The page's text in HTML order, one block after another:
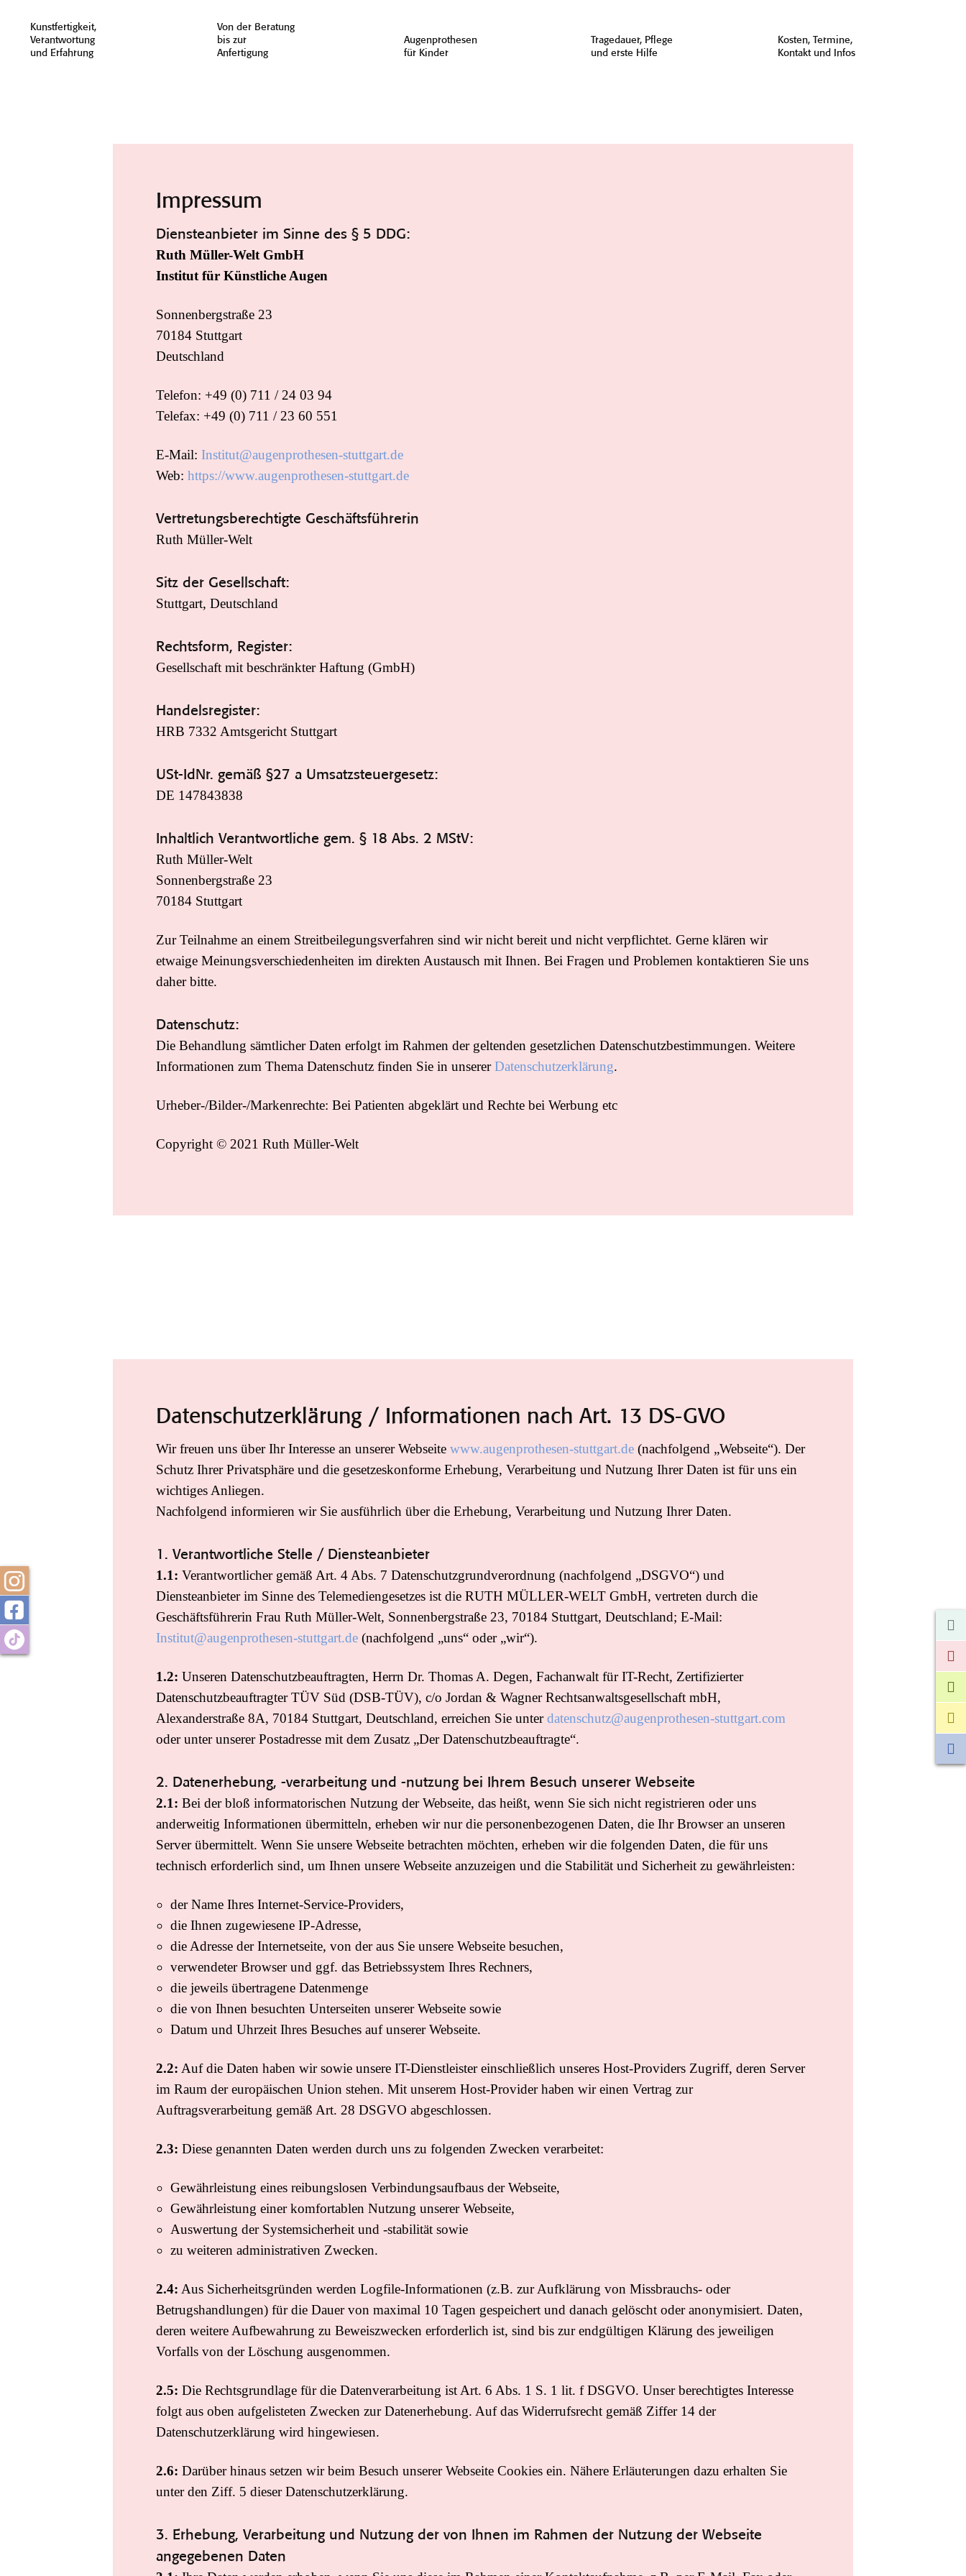
Kunstfertigkeit,
Verantwortung
und Erfahrung
Von der Beratung
bis zur
Anfertigung
Augenprothesen
für Kinder
Tragedauer, Pflege
und erste Hilfe
Kosten, Termine,
Kontakt und Infos
Impressum
Diensteanbieter im Sinne des § 5 DDG:
Ruth Müller-Welt GmbH
Institut für Künstliche Augen
Sonnenbergstraße 23
70184 Stuttgart
Deutschland
Telefon: +49 (0) 711 / 24 03 94
Telefax: +49 (0) 711 / 23 60 551
E-Mail: Institut@augenprothesen-stuttgart.de
Web: https://www.augenprothesen-stuttgart.de
Vertretungsberechtigte Geschäftsführerin
Ruth Müller-Welt
Sitz der Gesellschaft:
Stuttgart, Deutschland
Rechtsform, Register:
Gesellschaft mit beschränkter Haftung (GmbH)
Handelsregister:
HRB 7332 Amtsgericht Stuttgart
USt-IdNr. gemäß §27 a Umsatzsteuergesetz:
DE 147843838
Inhaltlich Verantwortliche gem. § 18 Abs. 2 MStV:
Ruth Müller-Welt
Sonnenbergstraße 23
70184 Stuttgart
Zur Teilnahme an einem Streitbeilegungsverfahren sind wir nicht bereit und nicht verpflichtet. Gerne klären wir
etwaige Meinungsverschiedenheiten im direkten Austausch mit Ihnen. Bei Fragen und Problemen kontaktieren Sie uns
daher bitte.
Datenschutz:
Die Behandlung sämtlicher Daten erfolgt im Rahmen der geltenden gesetzlichen Datenschutzbestimmungen. Weitere
Informationen zum Thema Datenschutz finden Sie in unsererDatenschutzerklärung.
Urheber-/Bilder-/Markenrechte: Bei Patienten abgeklärt und Rechte bei Werbung etc
Copyright © 2021 Ruth Müller-Welt
Datenschutzerklärung / Informationen nach Art. 13 DS-GVO
Wir freuen uns über Ihr Interesse an unserer Webseite www.augenprothesen-stuttgart.de (nachfolgend „Webseite“). Der
Schutz Ihrer Privatsphäre und die gesetzeskonforme Erhebung, Verarbeitung und Nutzung Ihrer Daten ist für uns ein
wichtiges Anliegen.
Nachfolgend informieren wir Sie ausführlich über die Erhebung, Verarbeitung und Nutzung Ihrer Daten.
1. Verantwortliche Stelle / Diensteanbieter
1.1: Verantwortlicher gemäß Art. 4 Abs. 7 Datenschutzgrundverordnung (nachfolgend „DSGVO“) und
Diensteanbieter im Sinne des Telemediengesetzes ist die RUTH MÜLLER-WELT GmbH, vertreten durch die
Geschäftsführerin Frau Ruth Müller-Welt, Sonnenbergstraße 23, 70184 Stuttgart, Deutschland; E-Mail:
Institut@augenprothesen-stuttgart.de (nachfolgend „uns“ oder „wir“).
1.2: Unseren Datenschutzbeauftragten, Herrn Dr. Thomas A. Degen, Fachanwalt für IT-Recht, Zertifizierter
Datenschutzbeauftragter TÜV Süd (DSB-TÜV), c/o Jordan & Wagner Rechtsanwaltsgesellschaft mbH,
Alexanderstraße 8A, 70184 Stuttgart, Deutschland, erreichen Sie unterdatenschutz@augenprothesen-stuttgart.com
oder unter unserer Postadresse mit dem Zusatz „Der Datenschutzbeauftragte“.
2. Datenerhebung, -verarbeitung und -nutzung bei Ihrem Besuch unserer Webseite
2.1: Bei der bloß informatorischen Nutzung der Webseite, das heißt, wenn Sie sich nicht registrieren oder uns
anderweitig Informationen übermitteln, erheben wir nur die personenbezogenen Daten, die Ihr Browser an unseren
Server übermittelt. Wenn Sie unsere Webseite betrachten möchten, erheben wir die folgenden Daten, die für uns
technisch erforderlich sind, um Ihnen unsere Webseite anzuzeigen und die Stabilität und Sicherheit zu gewährleisten:
der Name Ihres Internet-Service-Providers,
die Ihnen zugewiesene IP-Adresse,
die Adresse der Internetseite, von der aus Sie unsere Webseite besuchen,
verwendeter Browser und ggf. das Betriebssystem Ihres Rechners,
die jeweils übertragene Datenmenge
die von Ihnen besuchten Unterseiten unserer Webseite sowie
Datum und Uhrzeit Ihres Besuches auf unserer Webseite.
2.2: Auf die Daten haben wir sowie unsere IT-Dienstleister einschließlich unseres Host-Providers Zugriff, deren Server
im Raum der europäischen Union stehen. Mit unserem Host-Provider haben wir einen Vertrag zur
Auftragsverarbeitung gemäß Art. 28 DSGVO abgeschlossen.
2.3: Diese genannten Daten werden durch uns zu folgenden Zwecken verarbeitet:
Gewährleistung eines reibungslosen Verbindungsaufbaus der Webseite,
Gewährleistung einer komfortablen Nutzung unserer Webseite,
Auswertung der Systemsicherheit und -stabilität sowie
zu weiteren administrativen Zwecken.
2.4: Aus Sicherheitsgründen werden Logfile-Informationen (z.B. zur Aufklärung von Missbrauchs- oder
Betrugshandlungen) für die Dauer von maximal 10 Tagen gespeichert und danach gelöscht oder anonymisiert. Daten,
deren weitere Aufbewahrung zu Beweiszwecken erforderlich ist, sind bis zur endgültigen Klärung des jeweiligen
Vorfalls von der Löschung ausgenommen.
2.5: Die Rechtsgrundlage für die Datenverarbeitung ist Art. 6 Abs. 1 S. 1 lit. f DSGVO. Unser berechtigtes Interesse
folgt aus oben aufgelisteten Zwecken zur Datenerhebung. Auf das Widerrufsrecht gemäß Ziffer 14 der
Datenschutzerklärung wird hingewiesen.
2.6: Darüber hinaus setzen wir beim Besuch unserer Webseite Cookies ein. Nähere Erläuterungen dazu erhalten Sie
unter den Ziff. 5 dieser Datenschutzerklärung.
3. Erhebung, Verarbeitung und Nutzung der von Ihnen im Rahmen der Nutzung der Webseite
angegebenen Daten